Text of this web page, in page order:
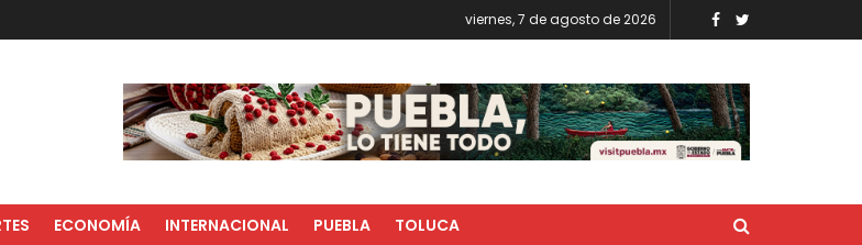
viernes, 7 de agosto de 2026
ECONOMÍA INTERNACIONAL PUEBLA TOLUCA